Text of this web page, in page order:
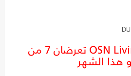
OSN Mezze وOSN Living تعرضان 7 من
هذا الشهر